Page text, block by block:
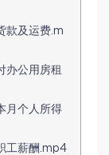
款及运费.m
办公用房租
月个人所得
工薪酬.mp4